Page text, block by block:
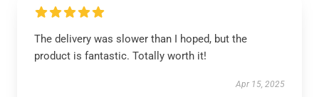
The delivery was slower than I hoped, but the
product is fantastic. Totally worth it!
Apr 15, 2025